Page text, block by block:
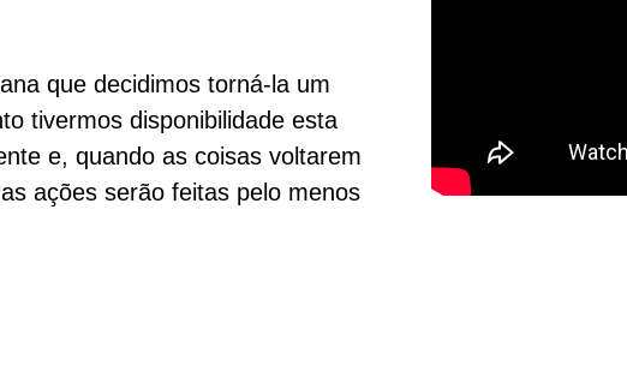
que decidimos torná-la um
tivermos disponibilidade esta
e, quando as coisas voltarem
ações serão feitas pelo menos